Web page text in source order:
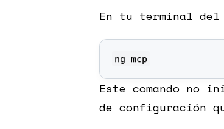
En tu terminal del
ng mcp
Este comando no
de configuración